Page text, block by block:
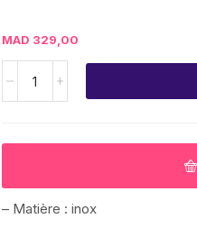
MAD 329,00
– Matière : inox